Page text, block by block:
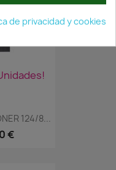
124/8...
€
de privacidad y cookies